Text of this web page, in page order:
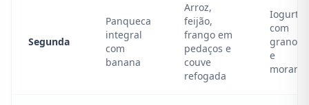
Segunda
Panqueca
integral
com
banana
Arroz,
feijão,
frango em
pedaços e
couve
refogada
Iogurte
com
granola
e